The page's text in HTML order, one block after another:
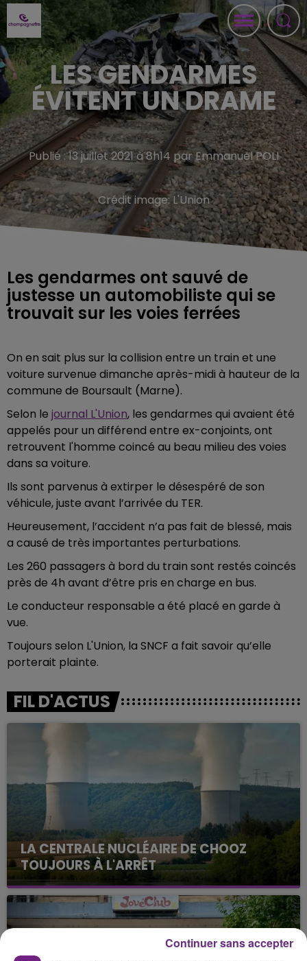
LES GENDARMES
ÉVITENT UN DRAME
Publié : 13 juillet 2021 à 8h14 par Emmanuel POLI
Crédit image:L'Union
Les gendarmes ont sauvé de
justesse un automobiliste qui se
trouvait sur les voies ferrées
On en sait plus sur la collision entre un train et une
voiture survenue dimanche après-midi à hauteur de la
commune de Boursault (Marne).
Selon le journal L'Union, les gendarmes qui avaient été
appelés pour un différend entre ex-conjoints, ont
retrouvent l'homme coincé au beau milieu des voies
dans sa voiture.
Ils sont parvenus à extirper le désespéré de son
véhicule, juste avant l’arrivée du TER.
Heureusement, l’accident n’a pas fait de blessé, mais
a causé de très importantes perturbations.
Les 260 passagers à bord du train sont restés coincés
près de 4h avant d’être pris en charge en bus.
Le conducteur responsable a été placé en garde à
vue.
Toujours selon L'Union, la SNCF a fait savoir qu’elle
porterait plainte.
FIL D'ACTUS
LA CENTRALE NUCLÉAIRE DE CHOOZ
TOUJOURS À L'ARRÊT
Cela fait déjà une semaine que la centrale
nucléaire ardennaise est à l'arrêt. Une situation
justifiée par la sécheresse intense qui est toujours
présente.
Continuer sans accepter